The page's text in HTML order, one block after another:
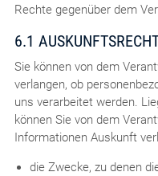
Rechte gegenüber dem
6.1
Sie können von dem
verlangen, ob
uns verarbeitet werden.
können Sie von dem
Informationen Auskunft
die Zwecke, zu denen